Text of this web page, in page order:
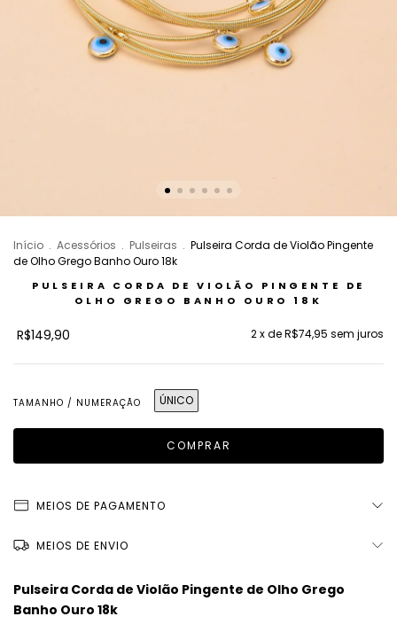
Início . Acessórios . Pulseiras . Pulseira Corda de Violão Pingente
de Olho Grego Banho Ouro 18k
PULSEIRA CORDA DE VIOLÃO PINGENTE DE
OLHO GREGO BANHO OURO 18K
R$149,90 2x deR$74,95 sem juros
TAMANHO / NUMERAÇÃO ÚNICO
MEIOS DE PAGAMENTO
MEIOS DE ENVIO
Pulseira Corda de Violão Pingente de Olho Grego
Banho Ouro 18k